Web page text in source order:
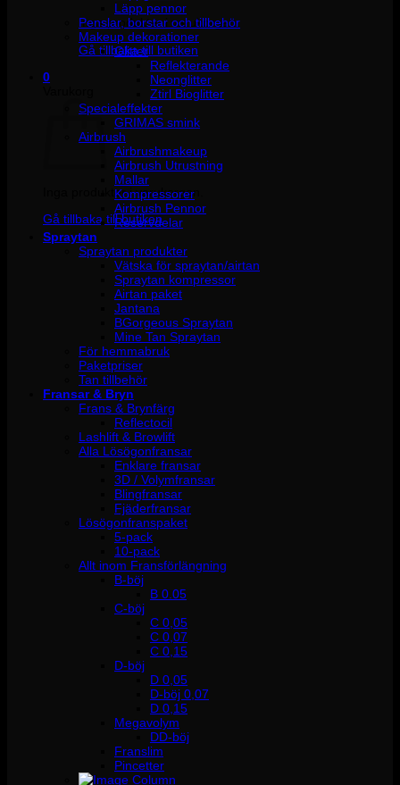
Inga produkter i varukorgen.
Gå tillbaka till butiken
0
Inga produkter i varukorgen.
Gå tillbaka till butiken
Läpp pennor
Penslar, borstar och tillbehör
Makeup dekorationer
Glitter
Reflekterande
Neonglitter
Ztirl Bioglitter
Specialeffekter
GRIMAS smink
Airbrush
Airbrushmakeup
Airbrush Utrustning
Mallar
Kompressorer
Airbrush Pennor
Reservdelar
Spraytan
Spraytan produkter
Vätska för spraytan/airtan
Spraytan kompressor
Airtan paket
Jantana
BGorgeous Spraytan
Mine Tan Spraytan
För hemmabruk
Paketpriser
Tan tillbehör
Fransar & Bryn
Frans & Brynfärg
Reflectocil
Lashlift & Browlift
Alla Lösögonfransar
Enklare fransar
3D / Volymfransar
Blingfransar
Fjäderfransar
Lösögonfranspaket
5-pack
10-pack
Allt inom Fransförlängning
B-böj
B 0.05
C-böj
C 0,05
C 0,07
C 0,15
D-böj
D 0,05
D-böj 0,07
D 0,15
Megavolym
DD-böj
Franslim
Pincetter